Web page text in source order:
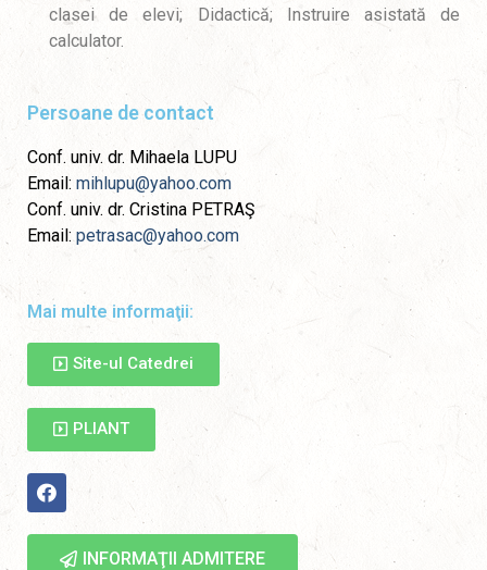
clasei de elevi; Didactică; Instruire asistată de
calculator.
Persoane de contact
Conf. univ. dr. Mihaela LUPU
Email: mihlupu@yahoo.com
Conf. univ. dr. Cristina PETRAŞ
Email:petrasac@yahoo.com
Mai multe informaţii:
Site-ul Catedrei
PLIANT
INFORMAŢII ADMITERE